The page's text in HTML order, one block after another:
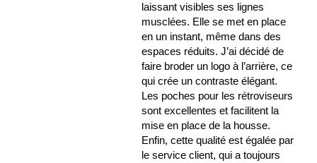
laissant visibles ses lignes
musclées. Elle se met en place
en un instant, même dans des
espaces réduits. J’ai décidé de
faire broder un logo à l’arrière, ce
qui crée un contraste élégant.
Les poches pour les rétroviseurs
sont excellentes et facilitent la
mise en place de la housse.
Enfin, cette qualité est égalée par
le service client, qui a toujours